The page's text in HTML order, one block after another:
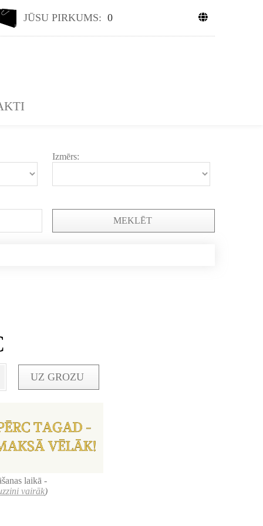
JŪSU PIRKUMS: 0
Izmērs:
MEKLĒT
UZ GROZU
laikā -
vairāk)